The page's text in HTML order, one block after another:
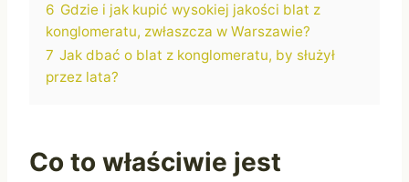
6 Gdzie i jak kupić wysokiej jakości blat z
konglomeratu, zwłaszcza w Warszawie?
7 Jak dbać o blat z konglomeratu, by służył
przez lata?
Co to właściwie jest